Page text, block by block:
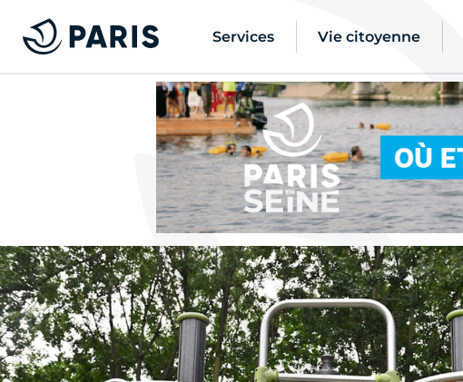
Services Vie citoyenne